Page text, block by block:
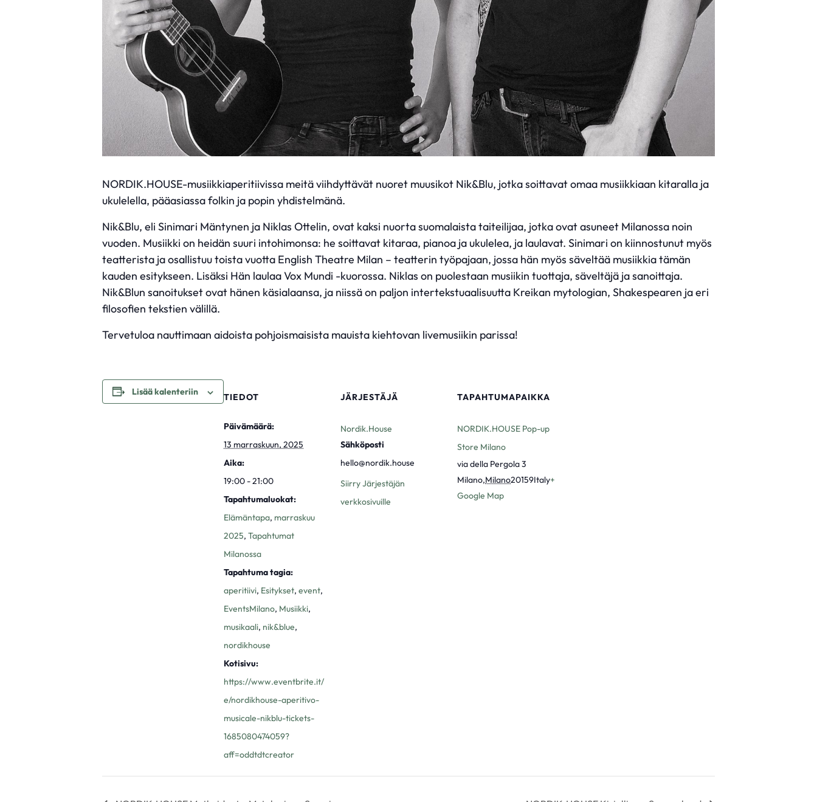
NORDIK.HOUSE-musiikkiaperitiivissa meitä viihdyttävät nuoret muusikot Nik&Blu, jotka soittavat omaa musiikkiaan kitaralla ja
ukulelella, pääasiassa folkin ja popin yhdistelmänä.
Nik&Blu, eli Sinimari Mäntynen ja Niklas Ottelin, ovat kaksi nuorta suomalaista taiteilijaa, jotka ovat asuneet Milanossa noin
vuoden. Musiikki on heidän suuri intohimonsa: he soittavat kitaraa, pianoa ja ukulelea, ja laulavat. Sinimari on kiinnostunut myös
teatterista ja osallistuu toista vuotta English Theatre Milan – teatterin työpajaan, jossa hän myös säveltää musiikkia tämän
kauden esitykseen. Lisäksi Hän laulaa Vox Mundi -kuorossa. Niklas on puolestaan musiikin tuottaja, säveltäjä ja sanoittaja.
Nik&Blun sanoitukset ovat hänen käsialaansa, ja niissä on paljon intertekstuaalisuutta Kreikan mytologian, Shakespearen ja eri
filosofien tekstien välillä.
Tervetuloa nauttimaan aidoista pohjoismaisista mauista kiehtovan livemusiikin parissa!
Lisää kalenteriin TIEDOT
Päivämäärä:
13 marraskuun, 2025
Aika:
19:00 - 21:00
Tapahtumaluokat:
Elämäntapa, marraskuu
2025, Tapahtumat
Milanossa
Tapahtuma tagia:
aperitiivi, Esitykset, event,
EventsMilano, Musiikki,
musikaali, nik&blue,
nordikhouse
Kotisivu:
https://www.eventbrite.it/
e/nordikhouse-aperitivo-
musicale-nikblu-tickets-
1685080474059?
aff=oddtdtcreator
JÄRJESTÄJÄ
Nordik.House
Sähköposti
hello@nordik.house
Siirry Järjestäjän
verkkosivuille
TAPAHTUMAPAIKKA
NORDIK.HOUSE Pop-up
Store Milano
via della Pergola 3
Milano,Milano20159Italy+
Google Map